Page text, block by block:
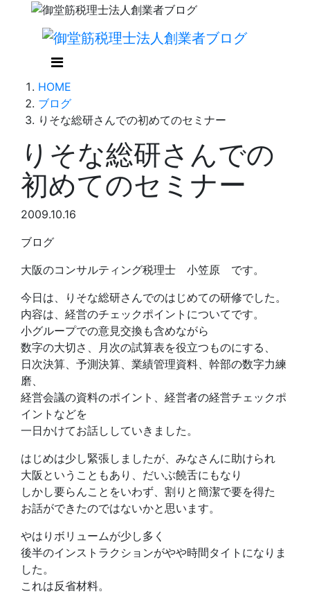
HOME
ブログ
りそな総研さんでの初めてのセミナー
りそな総研さんでの
初めてのセミナー
2009.10.16
ブログ
大阪のコンサルティング税理士 小笠原 です。
今日は、りそな総研さんでのはじめての研修でした。
内容は、経営のチェックポイントについてです。
小グループでの意見交換も含めながら
数字の大切さ、月次の試算表を役立つものにする、
日次決算、予測決算、業績管理資料、幹部の数字力練
磨、
経営会議の資料のポイント、経営者の経営チェックポ
イントなどを
一日かけてお話ししていきました。
はじめは少し緊張しましたが、みなさんに助けられ
大阪ということもあり、だいぶ饒舌にもなり
しかし要らんことをいわず、割りと簡潔で要を得た
お話ができたのではないかと思います。
やはりボリュームが少し多く
後半のインストラクションがやや時間タイトになりま
した。
これは反省材料。